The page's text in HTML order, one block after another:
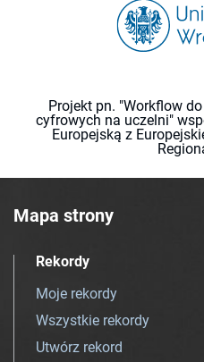
Projekt pn. "Workflow
cyfrowych na uczelni"
Europejską z
Mapa strony
Rekordy
Moje rekordy
Wszystkie rekordy
Utwórz rekord